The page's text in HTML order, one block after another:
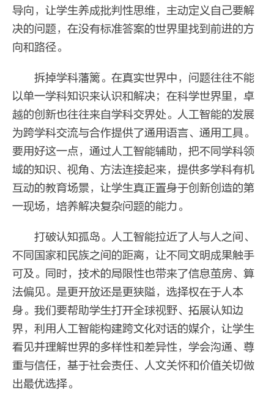
导向，让学生养成批判性思维，主动定义自己要解
决的问题，在没有标准答案的世界里找到前进的方
向和路径。
拆掉学科藩篱。在真实世界中，问题往往不能
以单一学科知识来认识和解决；在科学世界里，卓
越的创新也往往来自学科交界处。人工智能的发展
为跨学科交流与合作提供了通用语言、通用工具。
要用好这一点，通过人工智能辅助，把不同学科领
域的知识、视角、方法连接起来，提供多学科有机
互动的教育场景，让学生真正置身于创新创造的第
一现场，培养解决复杂问题的能力。
打破认知孤岛。人工智能拉近了人与人之间、
不同国家和民族之间的距离，让不同文明成果触手
可及。同时，技术的局限性也带来了信息茧房、算
法偏见。是更开放还是更狭隘，选择权在于人本
身。我们要帮助学生打开全球视野、拓展认知边
界，利用人工智能构建跨文化对话的媒介，让学生
看见并理解世界的多样性和差异性，学会沟通、尊
重与信任，基于社会责任、人文关怀和价值关切做
出最优选择。